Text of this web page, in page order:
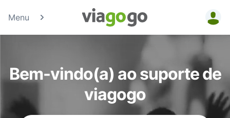
Menu
Bilhetes -
Concertos,
Desporto e
Bem-vindo(a) ao suporte de
viagogo